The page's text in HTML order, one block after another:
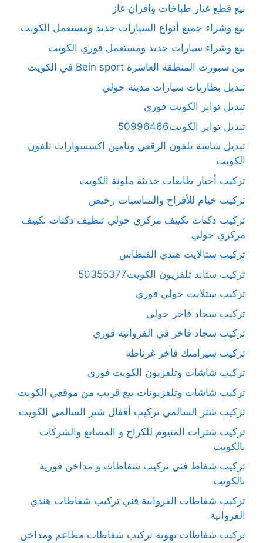
بيع قطع غيار طباخات وأفران غاز
بيع وشراء جميع أنواع السيارات جديد ومستعمل الكويت
بيع وشراء سيارات جديد ومستعمل فوري الكويت
بين سبورت المنطقة العاشرة Bein sport في الكويت
تبديل بطاريات سيارات مدينة حولي
تبديل تواير الكويت فوري
تبديل تواير الكويت50996466
تبديل شاشة تلفون الرقعي وتامين اكسسوارات تلفون
الكويت
تركيب أحبار طابعات حديثة ملونة الكويت
تركيب خيام للأفراح والمناسبات رخيص
تركيب دكتات تكييف مركزي حولي تنظيف دكتات تكييف
مركزي حولي
تركيب ستالايت هندي الفنطاس
تركيب ستاند تلفزيون الكويت50355377
تركيب ستلايت حولي فوري
تركيب سجاد فاخر حولي
تركيب سجاد فاخر في الفروانية فوري
تركيب سيراميك فاخر غرناطة
تركيب شاشات وتلفزيون الكويت فوري
تركيب شاشات وتلفزيونات بيع قريب من موقعي الكويت
تركيب شتر السالمي تركيب أقفال شتر السالمي الكويت
تركيب شترات المنيوم للكراج و المصانع والشركات
بالكويت
تركيب شفاط فني تركيب شفاطات و مداخن فورية
بالكويت
تركيب شفاطات الفروانية فني تركيب شفاطات هندي
الفروانية
تركيب شفاطات تهوية تركيب شفاطات مطاعم ومداخن